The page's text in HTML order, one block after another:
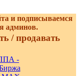
и подписываемся
админов.
/ продавать